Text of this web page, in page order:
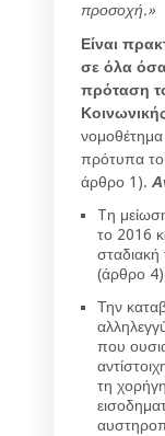
προσοχή.»
Είναι
σε όλα
πρόταση
πρότυπα
άρθρο 1).
Tη
το 2016
(άρθρο
Την
που
τη